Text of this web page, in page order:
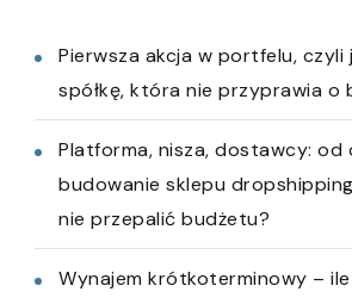
Pierwsza akcja w portfelu, czyli
spółkę, która nie przyprawia o
Platforma, nisza, dostawcy: od
budowanie sklepu
nie przepalić budżetu?
Wynajem krótkoterminowy –